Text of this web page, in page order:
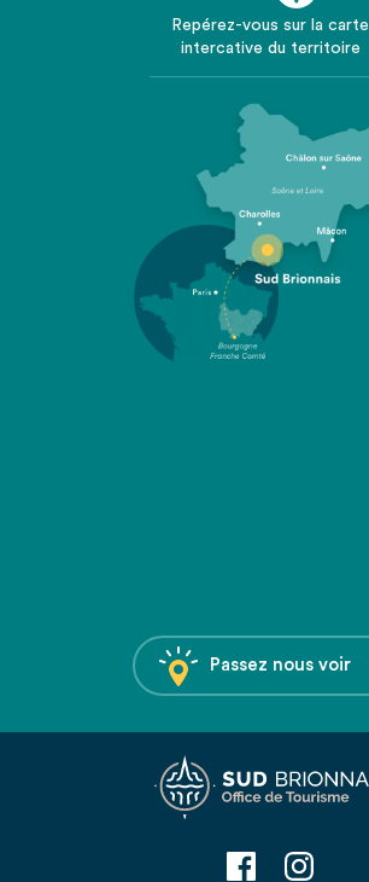
Repérez-vous sur la carte
intercative du territoire
Passez nous voir